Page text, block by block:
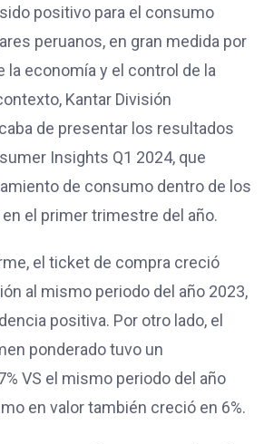
positivo para el consumo
peruanos, en gran medida por
la economía y el control de la
Kantar División
de presentar los resultados
Insights Q1 2024, que
de consumo dentro de los
el primer trimestre del año.
el ticket de compra creció
al mismo periodo del año 2023,
positiva. Por otro lado, el
ponderado tuvo un
VS el mismo periodo del año
en valor también creció en 6%.